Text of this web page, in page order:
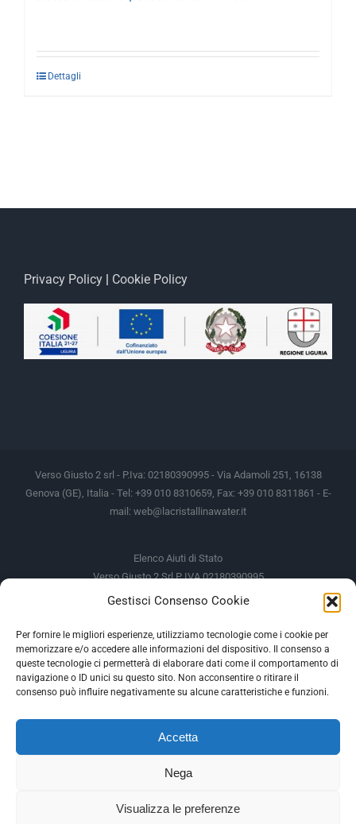
Gestisci Consenso Cookie
Per fornire le migliori esperienze, utilizziamo tecnologie come i cookie per
memorizzare e/o accedere alle informazioni del dispositivo. Il consenso a
queste tecnologie ci permetterà di elaborare dati come il comportamento di
navigazione o ID unici su questo sito. Non acconsentire o ritirare il
consenso può influire negativamente su alcune caratteristiche e funzioni.
Accetta
Nega
Visualizza le preferenze
Dettagli
Privacy Policy | Cookie Policy
Verso Giusto 2 srl - P.Iva: 02180390995 - Via Adamoli 251, 16138
Genova (GE), Italia - Tel: +39 010 8310659, Fax: +39 010 8311861 - E-
mail: web@lacristallinawater.it
Elenco Aiuti di Stato
Verso Giusto 2 Srl P IVA 02180390995
Soggetto Erogante
Somma Incassata
Agenzia delle Entrate
49.338,00 €
Agenzia delle Entrate
49.338,00 €
M.I.S.E
935,34 €
Gli altri aiuti di Stato sono consultabili sul REGISTRO NAZIONALE
--